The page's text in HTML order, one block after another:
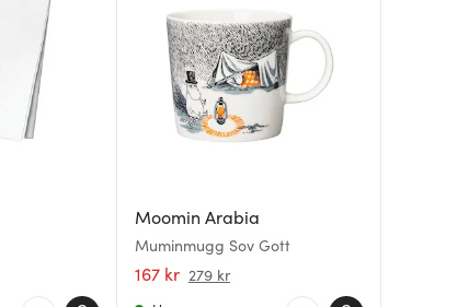
Moomin Arabia
Muminmugg Sov Gott
167 kr 279 kr